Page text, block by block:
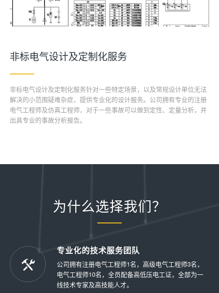
非标电气设计及定制化服务
非标电气设计及定制化服务针对一些特定场景，以及常规设计单位无法
解决的小范围疑难杂症，提供专业化的设计服务。公司拥有专业的注册
电气工程师及仿真工程师，对于一些事故可以做到定性、定量分析，并
出具专业的事故分析报告。
为什么选择我们？
专业化的技术服务团队
公司拥有注册电气工程师1名，高级电气工程师3名，
电气工程师10名，全员配备高低压电工证，全部为一
线技术专家及高技能人才。